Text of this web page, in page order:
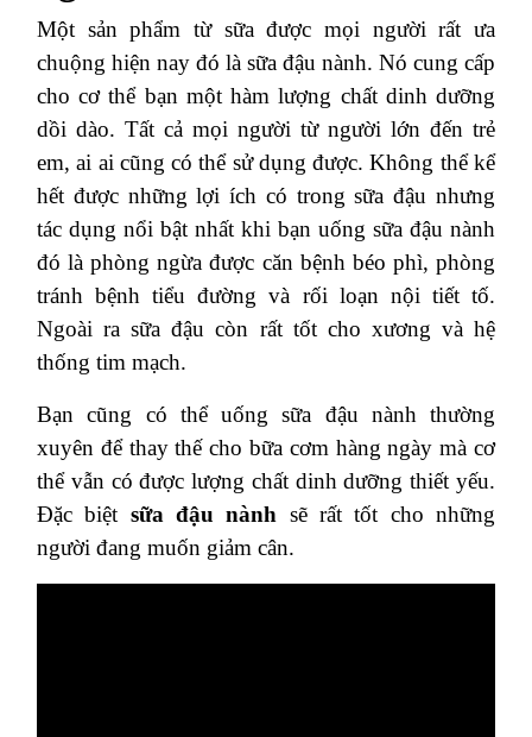
Một sản phẩm từ sữa được mọi người rất ưa
chuộng hiện nay đó là sữa đậu nành. Nó cung cấp
cho cơ thể bạn một hàm lượng chất dinh dưỡng
dồi dào. Tất cả mọi người từ người lớn đến trẻ
em, ai ai cũng có thể sử dụng được. Không thể kể
hết được những lợi ích có trong sữa đậu nhưng
tác dụng nổi bật nhất khi bạn uống sữa đậu nành
đó là phòng ngừa được căn bệnh béo phì, phòng
tránh bệnh tiểu đường và rối loạn nội tiết tố.
Ngoài ra sữa đậu còn rất tốt cho xương và hệ
thống tim mạch.
Bạn cũng có thể uống sữa đậu nành thường
xuyên để thay thế cho bữa cơm hàng ngày mà cơ
thể vẫn có được lượng chất dinh dưỡng thiết yếu.
Đặc biệt sữa đậu nành sẽ rất tốt cho những
người đang muốn giảm cân.